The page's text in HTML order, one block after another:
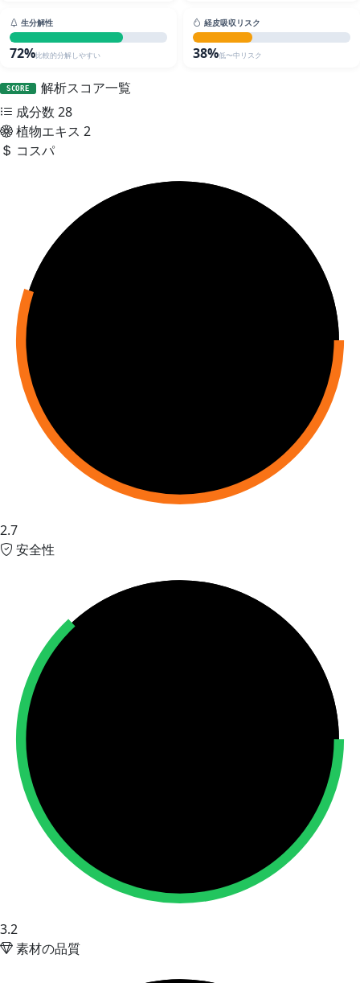
生分解性
72%比較的分解しやすい
経皮吸収リスク
38%低〜中リスク
SCORE
解析スコア一覧
成分数 28
植物エキス 2
コスパ
2.7
安全性
3.2
素材の品質